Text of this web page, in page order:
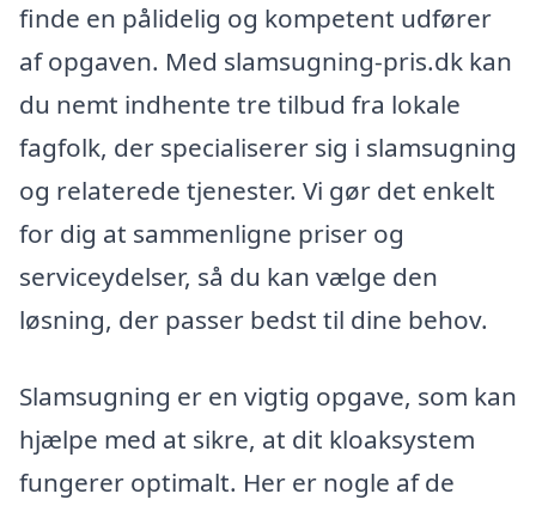
finde en pålidelig og kompetent udfører
af opgaven. Med slamsugning-pris.dk kan
du nemt indhente tre tilbud fra lokale
fagfolk, der specialiserer sig i slamsugning
og relaterede tjenester. Vi gør det enkelt
for dig at sammenligne priser og
serviceydelser, så du kan vælge den
løsning, der passer bedst til dine behov.
Slamsugning er en vigtig opgave, som kan
hjælpe med at sikre, at dit kloaksystem
fungerer optimalt. Her er nogle af de